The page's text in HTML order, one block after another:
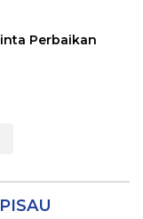
Perbaikan